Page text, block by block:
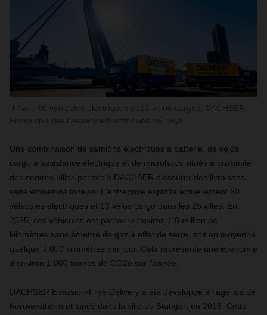
Une combinaison de camions électriques à batterie, de vélos
cargo à assistance électrique et de microhubs situés à proximité
des centres-villes permet à DACHSER d'assurer des livraisons
sans émissions locales. L'entreprise exploite actuellement 60
véhicules électriques et 13 vélos cargo dans les 25 villes. En
2025, ces véhicules ont parcouru environ 1,8 million de
kilomètres sans émettre de gaz à effet de serre, soit en moyenne
quelque 7 000 kilomètres par jour. Cela représente une économie
d'environ 1 000 tonnes de CO2e sur l’année.
DACHSER Emission-Free Delivery a été développé à l'agence de
Kornwestheim et lancé dans la ville de Stuttgart en 2018. Cette